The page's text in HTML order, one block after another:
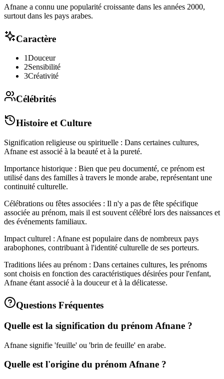
Afnane a connu une popularité croissante dans les années 2000,
surtout dans les pays arabes.
Caractère
1Douceur
2Sensibilité
3Créativité
Célébrités
Histoire et Culture
Signification religieuse ou spirituelle : Dans certaines cultures,
Afnane est associé à la beauté et à la pureté.
Importance historique : Bien que peu documenté, ce prénom est
utilisé dans des familles à travers le monde arabe, représentant une
continuité culturelle.
Célébrations ou fêtes associées : Il n'y a pas de fête spécifique
associée au prénom, mais il est souvent célébré lors des naissances et
des événements familiaux.
Impact culturel : Afnane est populaire dans de nombreux pays
arabophones, contribuant à l'identité culturelle de ses porteurs.
Traditions liées au prénom : Dans certaines cultures, les prénoms
sont choisis en fonction des caractéristiques désirées pour l'enfant,
Afnane étant associé à la douceur et à la délicatesse.
Questions Fréquentes
Quelle est la signification du prénom Afnane ?
Afnane signifie 'feuille' ou 'brin de feuille' en arabe.
Quelle est l'origine du prénom Afnane ?